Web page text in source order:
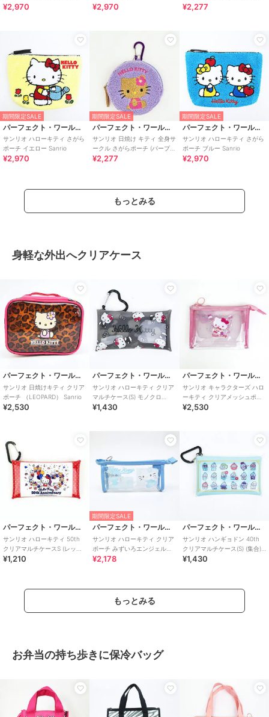
Sanrio
¥2,970 ¥2,970
Sanrio
¥2,277
期間限定SALE
パーフェクト・ワールド・トーキョー
サンリオ ハローキティ さがら
ポーチ イエロー Sanrio
¥2,970
期間限定SALE
パーフェクト・ワールド・トーキョー
サンリオ 日焼け キティ 全身サ
ークル さがらポーチ (パープ
ル) Sanrio
¥2,277
期間限定SALE
パーフェクト・ワールド・トーキョー
サンリオ ハローキティ さがら
ポーチ ブルー Sanrio
¥2,970
もっとみる
身軽な外出へクリアケース
パーフェクト・ワールド・トーキョー
サンリオ 日焼けキティ クリア
ポーチ （LEOPARD） Sanrio
¥2,530
パーフェクト・ワールド・トーキョー
サンリオ ハローキティ クリア
マルチケース(S) モノクロ
Sanrio
¥1,430
パーフェクト・ワールド・トーキョー
サンリオ キャラクターズ ハロ
ーキティ クリアメッシュポー
チ(3P) Sanrio
¥2,530
パーフェクト・ワールド・トーキョー
サンリオ ハローキティ 50th
クリアマルチケースS (レッド)
Sanrio
¥1,210
期間限定SALE
パーフェクト・ワールド・トーキョー
サンリオ ハローキティ クリア
ポーチ みずいろエンジェル
Sanrio
¥2,178
パーフェクト・ワールド・トーキョー
サンリオ ハンギョドン 40th
クリアマルチケース(S) (集合)
Sanrio
¥1,430
もっとみる
お弁当の持ち歩きに保冷バッグ